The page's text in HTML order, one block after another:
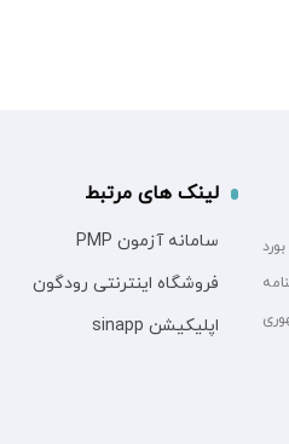
لینک های مرتبط
سامانه آزمون PMP
فروشگاه اینترنتی رودگون
اپلیکیشن sinapp